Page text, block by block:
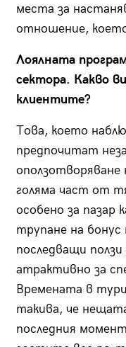
места за
отношение,
Лоялната
сектора. Какво
клиентите?
Това, което
предпочитат
голяма част от
особено за
трупане на
последващи
атрактивно за
Времената в
такива, че
последния